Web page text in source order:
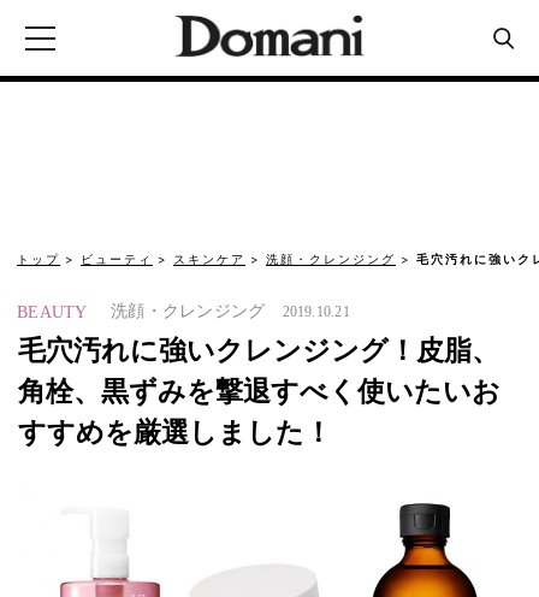
トップ ビューティ スキンケア 洗顔・クレンジング 毛穴汚れに強いク
BEAUTY 洗顔・クレンジング 2019.10.21
毛穴汚れに強いクレンジング！皮脂、
角栓、黒ずみを撃退すべく使いたいお
すすめを厳選しました！